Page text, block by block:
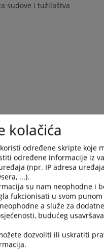
sudove i tužilaštva
nema
kolačića
određene skripte koje
određene informacije iz
(npr. IP adresa
...).
su nam neophodne i
fukcionisati u svom
a služe za
budućeg
dozvoliti ili uskratiti